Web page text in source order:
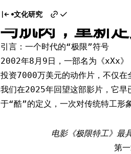
文化研究
《极限特工》
与肌肉，重新
引言：一个时代的“极限”符号
2002年8月9日，一部名为《xXx》
投资7000万美元的动作片，不仅
我们在2025年回望这部影片，它早
于“酷”的定义，一次对传统特工形
电影《极限特工》最
第